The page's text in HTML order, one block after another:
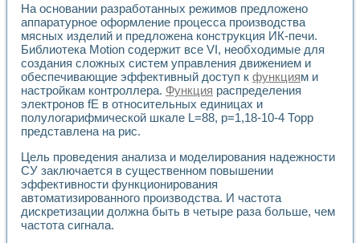
Метод траекторий в исследовании
Промышленная автоматизация
Автоматизация технологических процессов получения
Использование систем технического зрения для контроля
Исследование электромагнитных переходных процессов
Применение LabVIEW при разработке обучающих
Разработка виртуальных тренажеров путем
Система блокировок, сигнализации и защиты ускорителя
Система сбора данных и управления процессом
Разработка программного обеспечения с
Использование технологий NATIONAL INSTRUMENTS
Оборудование для промышленной термотрансферной
Автоматизация реометрических исследований на базе
Применение измерителя иммитанса для исследова¬ния
На основании разработанных режимов предложено
аппаратурное оформление процесса производства
мясных изделий и предложена конструкция ИК-печи.
Библиотека Motion содержит все VI, необходимые для
создания сложных систем управления движением и
обеспечивающие эффективный доступ к функциям и
настройкам контроллера. Функция распределения
электронов fE в относительных единицах и
полулогарифмической шкале L=88, p=1,18-10-4 Торр
представлена на рис.
Цель проведения анализа и моделирования надежности
СУ заключается в существенном повышении
эффективности функционирования
автоматизированного производства. И частота
дискретизации должна быть в четыре раза больше, чем
частота сигнала.